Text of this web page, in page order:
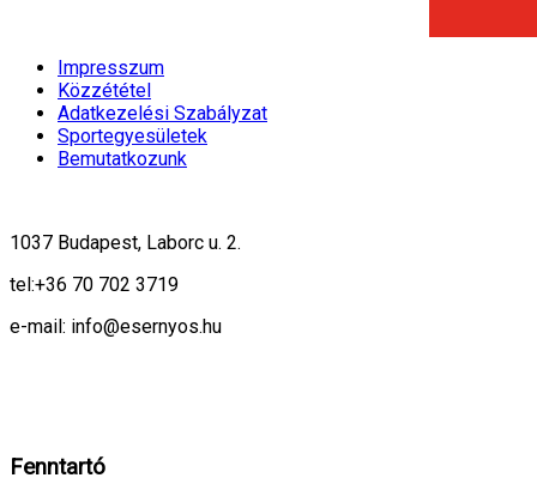
Impresszum
Közzététel
Adatkezelési Szabályzat
Sportegyesületek
Bemutatkozunk
1037 Budapest, Laborc u. 2.
tel:+36 70 702 3719
e-mail: info@esernyos.hu
Fenntartó